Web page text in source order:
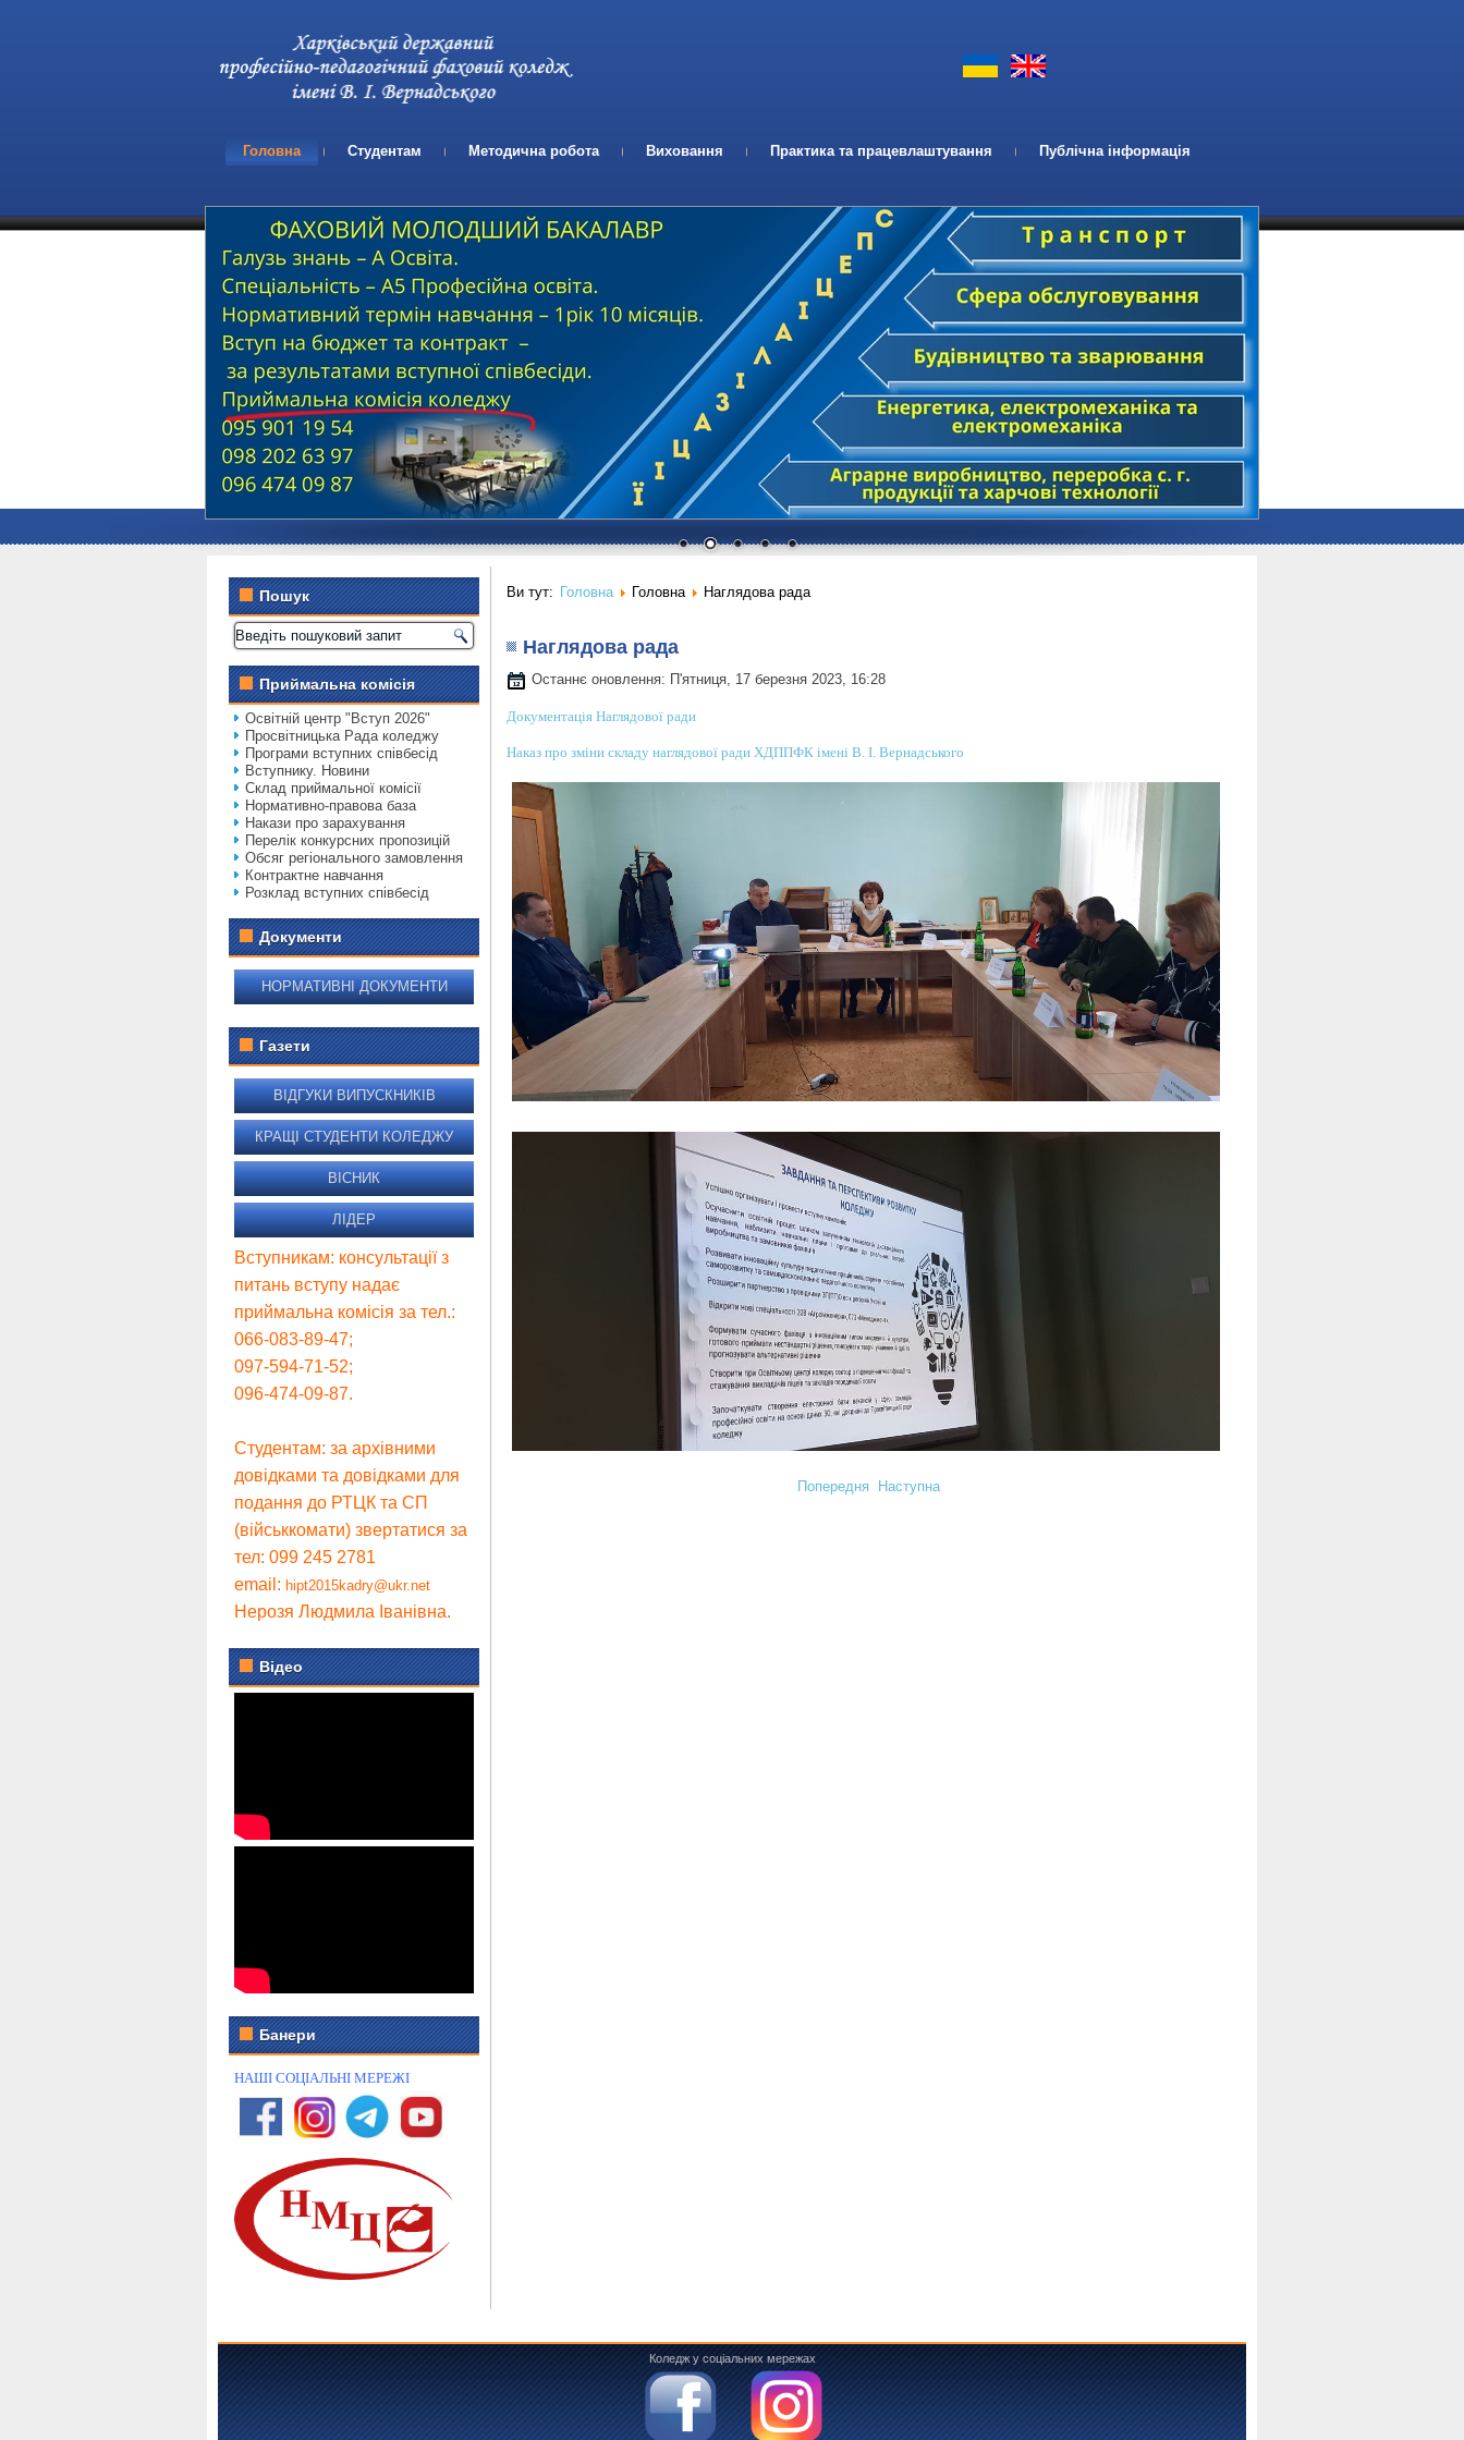
Головна Студентам Методична робота Виховання Практика та працевлаштування Публічна інформація
Пошук
Приймальна комісія
Освітній центр "Вступ 2026"
Просвітницька Рада коледжу
Програми вступних співбесід
Вступнику. Новини
Склад приймальної комісії
Нормативно-правова база
Накази про зарахування
Перелік конкурсних пропозицій
Обсяг регіонального замовлення
Контрактне навчання
Розклад вступних співбесід
Документи
НОРМАТИВНІ ДОКУМЕНТИ
Газети
ВІДГУКИ ВИПУСКНИКІВ
КРАЩІ СТУДЕНТИ КОЛЕДЖУ
ВІСНИК
ЛІДЕР
Вступникам: консультації з
питань вступу надає
приймальна комісія за тел.:
066-083-89-47;
097-594-71-52;
096-474-09-87.
Студентам: за архівними
довідками та довідками для
подання до РТЦК та СП
(військкомати) звертатися за
тел: 099 245 2781
email: hipt2015kadry@ukr.net
Нерозя Людмила Іванівна.
Відео
Банери
НАШІ СОЦІАЛЬНІ МЕРЕЖІ
Ви тут: Головна Головна Наглядова рада
Наглядова рада
Останнє оновлення: П'ятниця, 17 березня 2023, 16:28
Документація Наглядової ради
Наказ про зміни складу наглядової ради ХДППФК імені В. І. Вернадського
Попередня Наступна
Коледж у соціальних мережах